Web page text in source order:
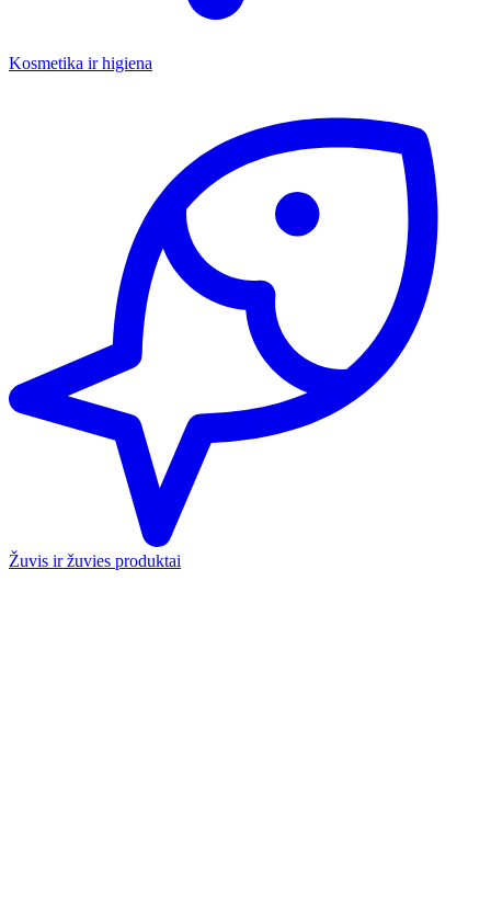
Kosmetika ir higiena
Žuvis ir žuvies produktai